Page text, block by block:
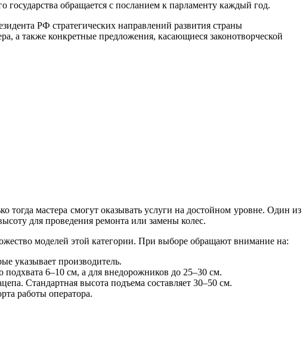
обращается с посланием к парламенту каждый год.
РФ стратегических направлений развития страны
а также конкретные предложения, касающиеся законотворческой
мастера смогут оказывать услуги на достойном уровне. Один из
для проведения ремонта или замены колес.
моделей этой категории. При выборе обращают внимание на:
указывает производитель.
6–10 см, а для внедорожников до 25–30 см.
Стандартная высота подъема составляет 30–50 см.
работы оператора.